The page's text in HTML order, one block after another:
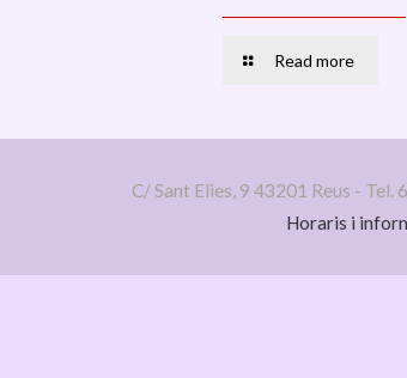
Read more
C/ Sant Elies, 9 43201 Reus -
Horaris i